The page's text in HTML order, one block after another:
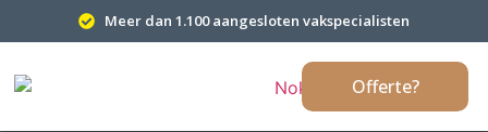
Meer dan 1.100 aangesloten vakspecialisten
Offerte?